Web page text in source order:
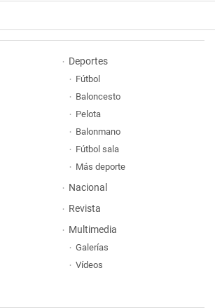
Deportes
Fútbol
Baloncesto
Pelota
Balonmano
Fútbol sala
Más deporte
Nacional
Revista
Multimedia
Galerías
Vídeos